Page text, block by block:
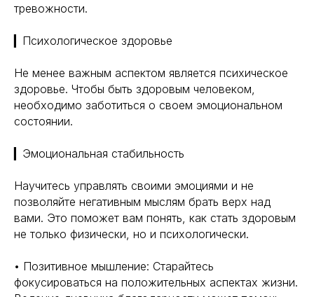
тревожности.
▎Психологическое здоровье
Не менее важным аспектом является психическое
здоровье. Чтобы быть здоровым человеком,
необходимо заботиться о своем эмоциональном
состоянии.
▎Эмоциональная стабильность
Научитесь управлять своими эмоциями и не
позволяйте негативным мыслям брать верх над
вами. Это поможет вам понять, как стать здоровым
не только физически, но и психологически.
• Позитивное мышление: Старайтесь
фокусироваться на положительных аспектах жизни.